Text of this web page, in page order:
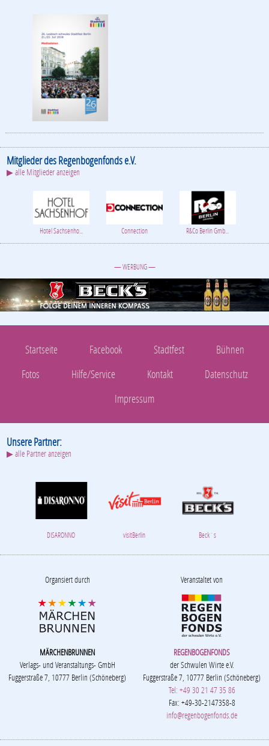
Mitglieder des Regenbogenfonds e.V.
▶ alle Mitglieder anzeigen
Hotel Sachsenho... Connection R&Co Berlin Gmb...
— WERBUNG —
Startseite Facebook Stadtfest
Bühnen
Fotos
Hilfe/Service Kontakt
Datenschutz
Impressum
Unsere Partner:
▶ alle Partner anzeigen
DISARONNO visitBerlin Beck´s
Organsiert durch
MÄRCHENBRUNNEN
Verlags- und Veranstaltungs- GmbH
Fuggerstraße 7, 10777 Berlin (Schöneberg)
Veranstaltet von
REGENBOGENFONDS
der Schwulen Wirte e.V.
Fuggerstraße 7, 10777 Berlin (Schöneberg)
Tel: +49 30 21 47 35 86
Fax: +49-30-2147358-8
info@regenbogenfonds.de